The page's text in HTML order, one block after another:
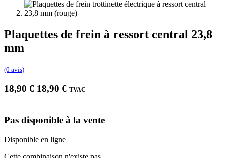
Plaquettes de frein à ressort central 23,8
mm
(0 avis)
18,90 € 18,90€ TVAC
Pas disponible à la vente
Disponible en ligne